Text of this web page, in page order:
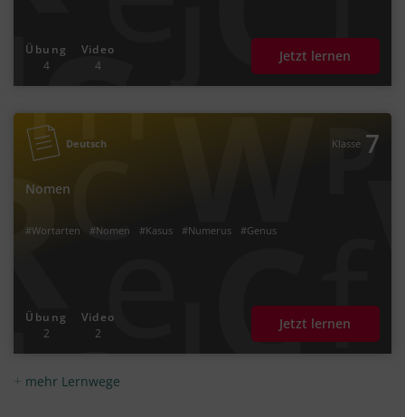
Übung
4
Video
4
Jetzt lernen
Deutsch Klasse 7
Nomen
#Wortarten #Nomen #Kasus #Numerus #Genus
Übung
2
Video
2
Jetzt lernen
mehr Lernwege